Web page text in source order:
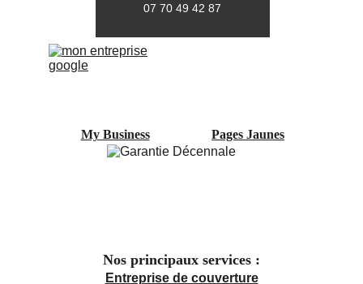
07 70 49 42 87
My Business Pages Jaunes
Nos principaux services :
Entreprise de couverture